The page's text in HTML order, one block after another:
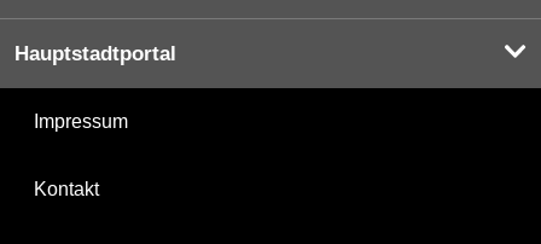
Hauptstadtportal
Impressum
Kontakt